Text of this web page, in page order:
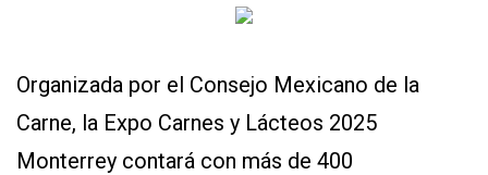
Organizada por el Consejo Mexicano de la
Carne, la Expo Carnes y Lácteos 2025
Monterrey contará con más de 400